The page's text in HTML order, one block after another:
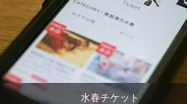
水春チケット